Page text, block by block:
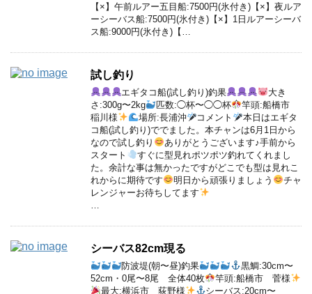
【×】午前ルアー五目船:7500円(氷付き)【×】夜ルア
ーシーバス船:7500円(氷付き)【×】1日ルアーシーバ
ス船:9000円(氷付き)【…
試し釣り
エギタコ船(試し釣り)釣果
大き
さ:300g〜2kg
匹数:◯杯〜◯◯杯
竿頭:船橋市
稲川様
場所:長浦沖 コメント
本日はエギタ
コ船(試し釣り)ででました。本チャンは6月1日から
なので試し釣り
ありがとうございます♪手前から
スタート
すぐに型見れポツポツ釣れてくれまし
た。余計な事は無かったですがどこでも型は見れこ
れからに期待です
明日から頑張りましょう
チャ
レンジャーお待ちしてます
シーバス82cm現る
防波堤(朝〜昼)釣果
黒鯛:30cm〜
52cm・0尾〜8尾 全体40枚
竿頭:船橋市 菅様
最大:横浜市 荻野様
シーバス:20cm〜